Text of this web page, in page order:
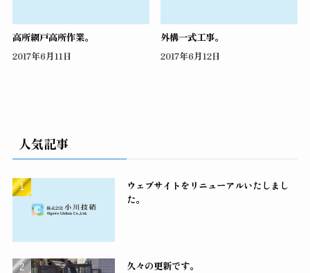
高所網戸高所作業。
2017年6月11日
外構一式工事。
2017年6月12日
人気記事
ウェブサイトをリニューアルいたしまし
た。
久々の更新です。